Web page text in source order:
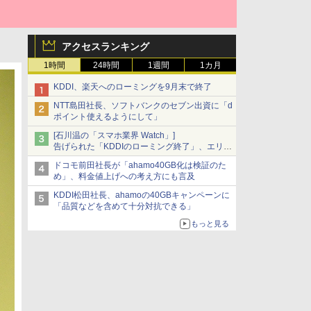
アクセスランキング
1時間 24時間 1週間 1カ月
KDDI、楽天へのローミングを9月末で終了
NTT島田社長、ソフトバンクのセブン出資に「d
ポイント使えるようにして」
[石川温の「スマホ業界 Watch」]
告げられた「KDDIのローミング終了」、エリア
マップの落とし穴と楽天モバイルの課題
ドコモ前田社長が「ahamo40GB化は検証のた
め」、料金値上げへの考え方にも言及
KDDI松田社長、ahamoの40GBキャンペーンに
「品質などを含めて十分対抗できる」
もっと見る